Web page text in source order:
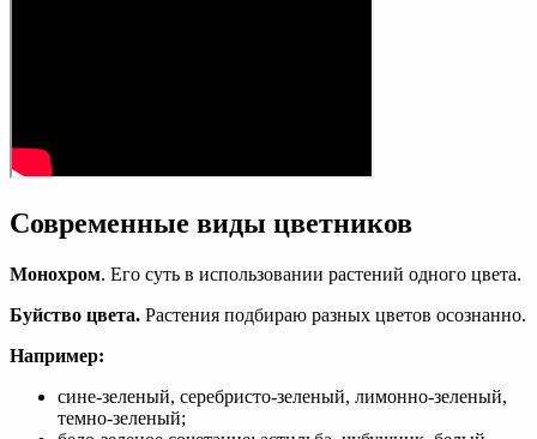
Современные виды цветников
Монохром. Его суть в использовании растений одного цвета.
Буйство цвета. Растения подбираю разных цветов осознанно.
Например:
сине-зеленый, серебристо-зеленый, лимонно-зеленый,
темно-зеленый;